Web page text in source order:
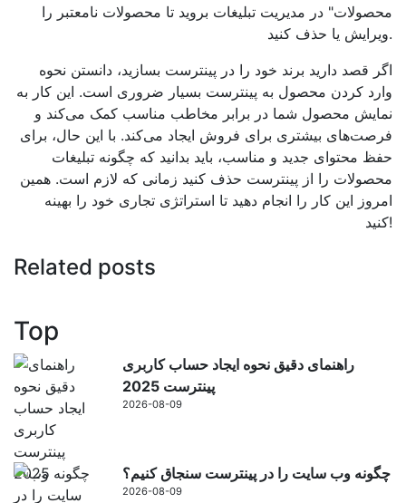
محصولات" در مدیریت تبلیغات بروید تا محصولات نامعتبر را
ویرایش یا حذف کنید.
اگر قصد دارید برند خود را در پینترست بسازید، دانستن نحوه
وارد کردن محصول به پینترست بسیار ضروری است. این کار به
نمایش محصول شما در برابر مخاطب مناسب کمک می‌کند و
فرصت‌های بیشتری برای فروش ایجاد می‌کند. با این حال، برای
حفظ محتوای جدید و مناسب، باید بدانید که چگونه تبلیغات
محصولات را از پینترست حذف کنید زمانی که لازم است. همین
امروز این کار را انجام دهید تا استراتژی تجاری خود را بهینه
کنید!
Related posts
Top
راهنمای دقیق نحوه ایجاد حساب کاربری
پینترست 2025
2026-08-09
چگونه وب سایت را در پینترست سنجاق کنیم؟
2026-08-09